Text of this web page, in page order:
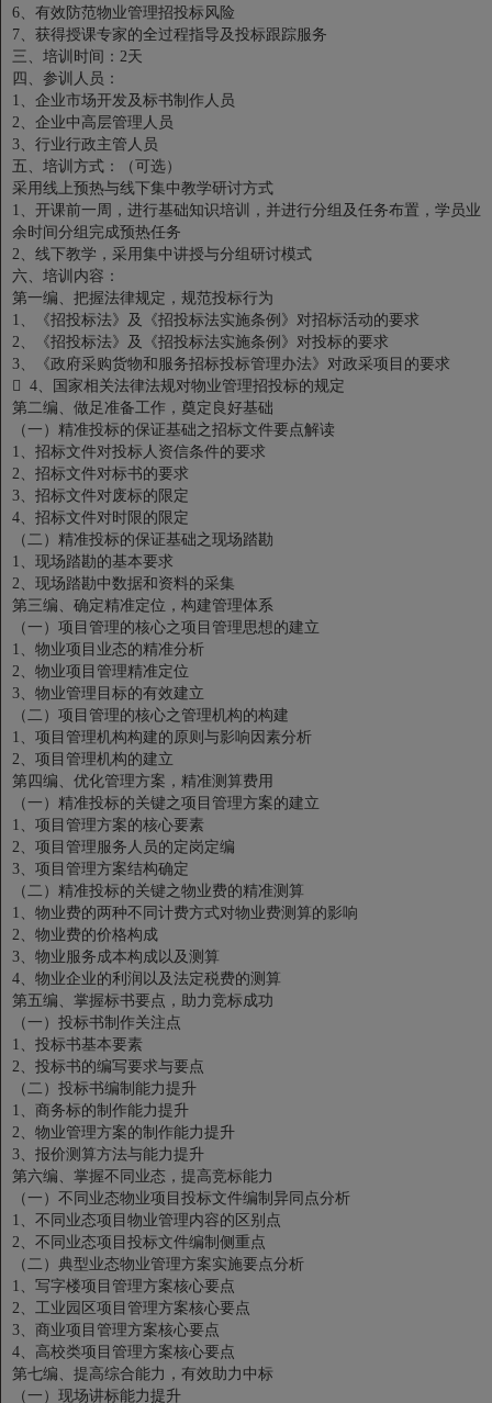
6、有效防范物业管理招投标风险
7、获得授课专家的全过程指导及投标跟踪服务
三、培训时间：2天
四、参训人员：
1、企业市场开发及标书制作人员
2、企业中高层管理人员
3、行业行政主管人员
五、培训方式：（可选）
采用线上预热与线下集中教学研讨方式
1、开课前一周，进行基础知识培训，并进行分组及任务布置，学员业
余时间分组完成预热任务
2、线下教学，采用集中讲授与分组研讨模式
六、培训内容：
第一编、把握法律规定，规范投标行为
1、《招投标法》及《招投标法实施条例》对招标活动的要求
2、《招投标法》及《招投标法实施条例》对投标的要求
3、《政府采购货物和服务招标投标管理办法》对政采项目的要求
 4、国家相关法律法规对物业管理招投标的规定
第二编、做足准备工作，奠定良好基础
（一）精准投标的保证基础之招标文件要点解读
1、招标文件对投标人资信条件的要求
2、招标文件对标书的要求
3、招标文件对废标的限定
4、招标文件对时限的限定
（二）精准投标的保证基础之现场踏勘
1、现场踏勘的基本要求
2、现场踏勘中数据和资料的采集
第三编、确定精准定位，构建管理体系
（一）项目管理的核心之项目管理思想的建立
1、物业项目业态的精准分析
2、物业项目管理精准定位
3、物业管理目标的有效建立
（二）项目管理的核心之管理机构的构建
1、项目管理机构构建的原则与影响因素分析
2、项目管理机构的建立
第四编、优化管理方案，精准测算费用
（一）精准投标的关键之项目管理方案的建立
1、项目管理方案的核心要素
2、项目管理服务人员的定岗定编
3、项目管理方案结构确定
（二）精准投标的关键之物业费的精准测算
1、物业费的两种不同计费方式对物业费测算的影响
2、物业费的价格构成
3、物业服务成本构成以及测算
4、物业企业的利润以及法定税费的测算
第五编、掌握标书要点，助力竞标成功
（一）投标书制作关注点
1、投标书基本要素
2、投标书的编写要求与要点
（二）投标书编制能力提升
1、商务标的制作能力提升
2、物业管理方案的制作能力提升
3、报价测算方法与能力提升
第六编、掌握不同业态，提高竞标能力
（一）不同业态物业项目投标文件编制异同点分析
1、不同业态项目物业管理内容的区别点
2、不同业态项目投标文件编制侧重点
（二）典型业态物业管理方案实施要点分析
1、写字楼项目管理方案核心要点
2、工业园区项目管理方案核心要点
3、商业项目管理方案核心要点
4、高校类项目管理方案核心要点
第七编、提高综合能力，有效助力中标
（一）现场讲标能力提升